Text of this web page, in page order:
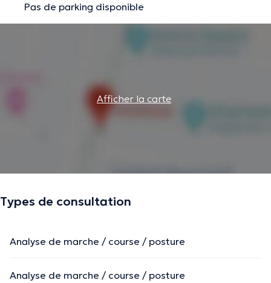
Pas de parking disponible
Afficher la carte
Types de consultation
Analyse de marche / course / posture
Analyse de marche / course / posture